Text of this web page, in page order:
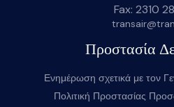
Fax: 2310
Προστασία
Ενημέρωση σχετικά με τον
Πολιτική Προστασίας